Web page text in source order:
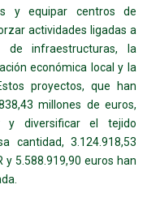
y equipar centros de
actividades ligadas a
infraestructuras, la
económica local y la
proyectos, que han
millones de euros,
y diversificar el tejido
cantidad, 3.124.918,53
y 5.588.919,90 euros han